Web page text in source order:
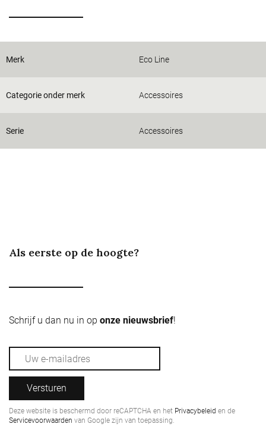
Merk Eco Line
Categorie onder merk Accessoires
Serie Accessoires
Als eerste op de hoogte?
Schrijf u dan nu in op onze nieuwsbrief!
Versturen
Deze website is beschermd door reCAPTCHA en het Privacybeleid en de
Servicevoorwaarden van Google zijn van toepassing.